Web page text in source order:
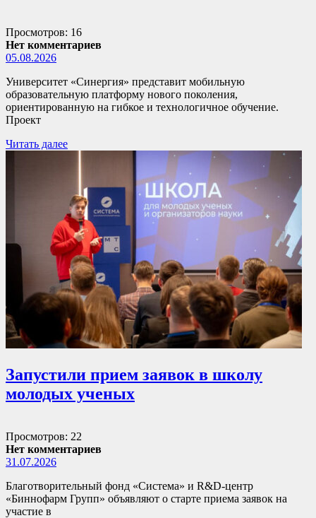
Просмотров: 16
Нет комментариев
05.08.2026
Университет «Синергия» представит мобильную
образовательную платформу нового поколения,
ориентированную на гибкое и технологичное обучение.
Проект
Читать далее
Запустили прием заявок в школу
молодых ученых
Просмотров: 22
Нет комментариев
31.07.2026
Благотворительный фонд «Система» и R&D-центр
«Биннофарм Групп» объявляют о старте приема заявок на
участие в